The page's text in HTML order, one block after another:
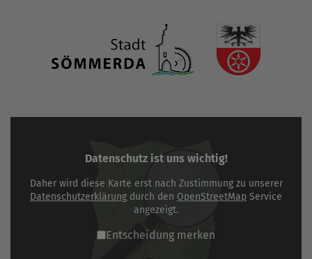
Datenschutz ist uns wichtig!
Daher wird diese Karte erst nach Zustimmung zu unserer
Datenschutzerklärung durch den OpenStreetMap Service
angezeigt.
Entscheidung merken